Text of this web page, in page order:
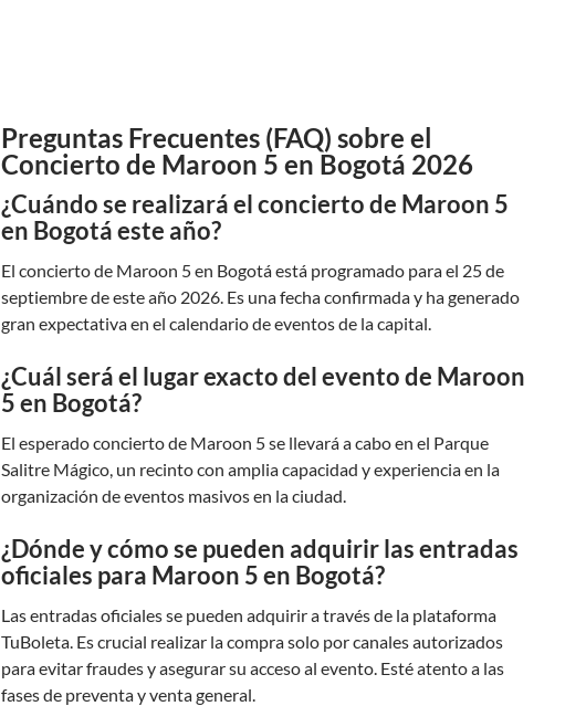
Preguntas Frecuentes (FAQ) sobre el
Concierto de Maroon 5 en Bogotá 2026
¿Cuándo se realizará el concierto de Maroon 5
en Bogotá este año?
El concierto de Maroon 5 en Bogotá está programado para el 25 de
septiembre de este año 2026. Es una fecha confirmada y ha generado
gran expectativa en el calendario de eventos de la capital.
¿Cuál será el lugar exacto del evento de Maroon
5 en Bogotá?
El esperado concierto de Maroon 5 se llevará a cabo en el Parque
Salitre Mágico, un recinto con amplia capacidad y experiencia en la
organización de eventos masivos en la ciudad.
¿Dónde y cómo se pueden adquirir las entradas
oficiales para Maroon 5 en Bogotá?
Las entradas oficiales se pueden adquirir a través de la plataforma
TuBoleta. Es crucial realizar la compra solo por canales autorizados
para evitar fraudes y asegurar su acceso al evento. Esté atento a las
fases de preventa y venta general.